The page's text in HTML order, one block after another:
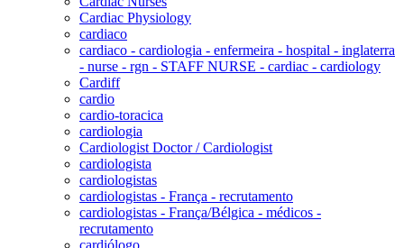
Cardiac Physiology
cardiaco
cardiaco - cardiologia - enfermeira - hospital - inglaterra
- nurse - rgn - STAFF NURSE - cardiac - cardiology
Cardiff
cardio
cardio-toracica
cardiologia
Cardiologist Doctor / Cardiologist
cardiologista
cardiologistas
cardiologistas - França - recrutamento
cardiologistas - França/Bélgica - médicos -
recrutamento
cardiólogo